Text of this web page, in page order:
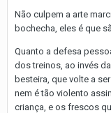
Não culpem a arte
bochecha, eles é que
Quanto a defesa
dos treinos, ao invés
besteira, que volte a
nem é tão violento
criança, e os frescos